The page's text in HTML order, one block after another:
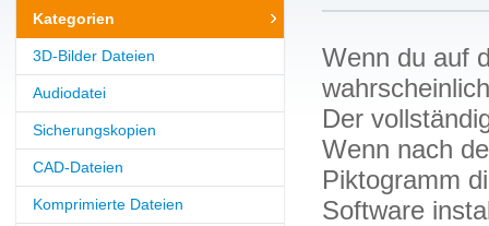
Kategorien
3D-Bilder Dateien
Audiodatei
Sicherungskopien
CAD-Dateien
Komprimierte Dateien
Wenn du auf
Der
Wenn nach
Piktogramm
Software